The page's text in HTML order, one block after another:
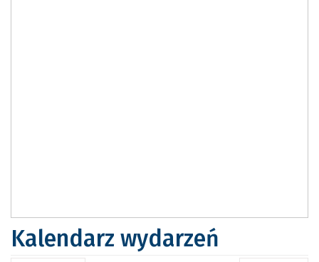
Kalendarz wydarzeń